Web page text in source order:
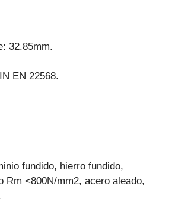
32.85mm.
EN 22568.
fundido, hierro fundido,
Rm <800N/mm2, acero aleado,